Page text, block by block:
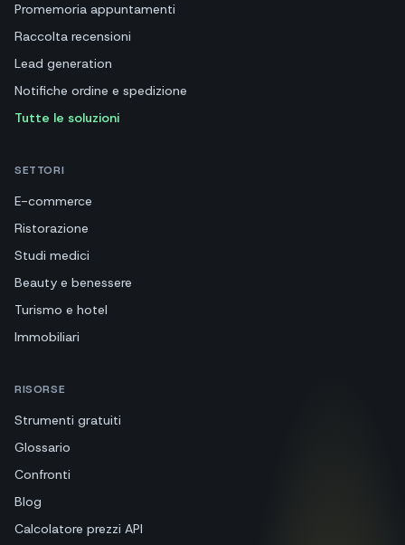
Promemoria appuntamenti
Raccolta recensioni
Lead generation
Notifiche ordine e spedizione
Tutte le soluzioni
SETTORI
E-commerce
Ristorazione
Studi medici
Beauty e benessere
Turismo e hotel
Immobiliari
RISORSE
Strumenti gratuiti
Glossario
Confronti
Blog
Calcolatore prezzi API